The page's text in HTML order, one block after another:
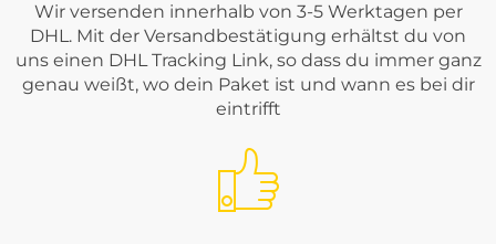
Wir versenden innerhalb von 3-5 Werktagen per
DHL. Mit der Versandbestätigung erhältst du von
uns einen DHL Tracking Link, so dass du immer ganz
genau weißt, wo dein Paket ist und wann es bei dir
eintrifft